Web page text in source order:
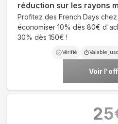
réduction sur les rayons
Profitez des French Days
économiser 10% dès 80€
30% dès 150€ !
Vérifié Valable
Voir
25